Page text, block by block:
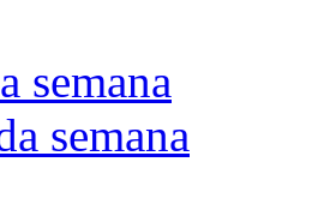
semana
semana